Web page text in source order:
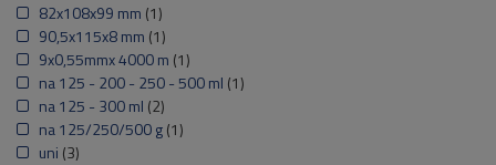
82x108x99 mm (1)
90,5x115x8 mm (1)
9x0,55mmx 4000 m (1)
na 125 - 200 - 250 - 500 ml (1)
na 125 - 300 ml (2)
na 125/250/500 g (1)
uni (3)